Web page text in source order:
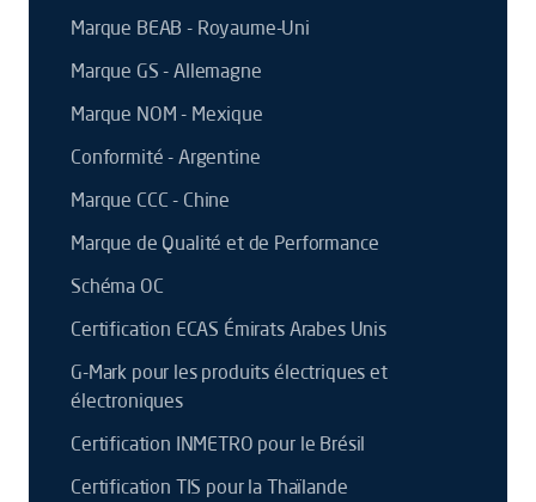
Marque BEAB - Royaume-Uni
Marque GS - Allemagne
Marque NOM - Mexique
Conformité - Argentine
Marque CCC - Chine
Marque de Qualité et de Performance
Schéma OC
Certification ECAS Émirats Arabes Unis
G-Mark pour les produits électriques et
électroniques
Certification INMETRO pour le Brésil
Certification TIS pour la Thaïlande